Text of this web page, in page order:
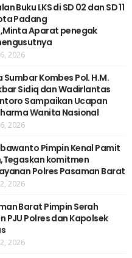
Buku LKS di SD 02 dan SD 11
Padang
Aparat penegak
2026
Kombes Pol. H.M.
Sidiq dan Wadirlantas
Sampaikan Ucapan
Wanita Nasional
2026
Pimpin Kenal Pamit
komitmen
Polres Pasaman Barat
2026
Barat Pimpin Serah
PJU Polres dan Kapolsek
2026